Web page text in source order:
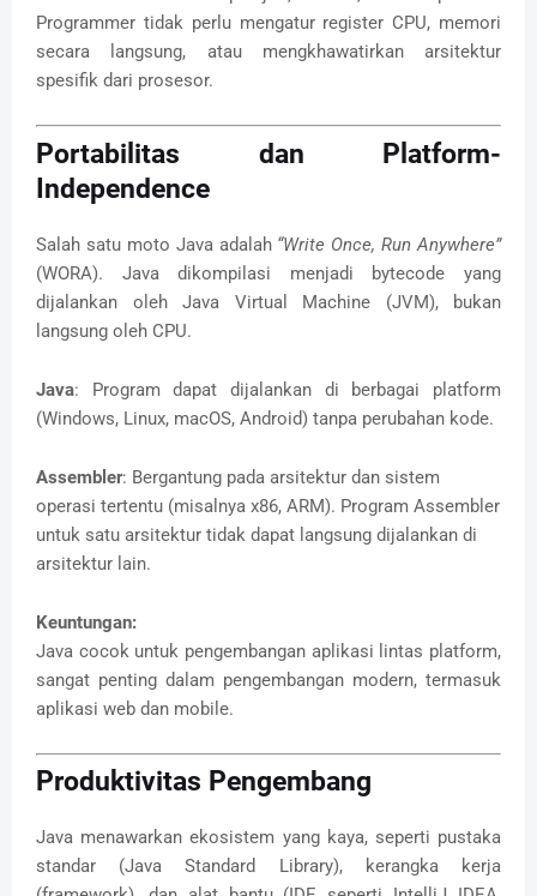
Programmer tidak perlu mengatur register CPU, memori
secara langsung, atau mengkhawatirkan arsitektur
spesifik dari prosesor.
Portabilitas dan Platform-
Independence
Salah satu moto Java adalah “Write Once, Run Anywhere”
(WORA). Java dikompilasi menjadi bytecode yang
dijalankan oleh Java Virtual Machine (JVM), bukan
langsung oleh CPU.
Java: Program dapat dijalankan di berbagai platform
(Windows, Linux, macOS, Android) tanpa perubahan kode.
Assembler: Bergantung pada arsitektur dan sistem
operasi tertentu (misalnya x86, ARM). Program Assembler
untuk satu arsitektur tidak dapat langsung dijalankan di
arsitektur lain.
Keuntungan:
Java cocok untuk pengembangan aplikasi lintas platform,
sangat penting dalam pengembangan modern, termasuk
aplikasi web dan mobile.
Produktivitas Pengembang
Java menawarkan ekosistem yang kaya, seperti pustaka
standar (Java Standard Library), kerangka kerja